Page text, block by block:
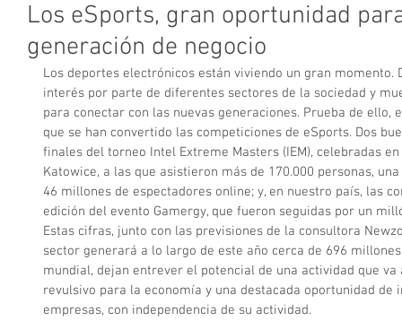
Los eSports, gran oportunidad
generación de negocio
Los deportes electrónicos están viviendo un gran
interés por parte de diferentes sectores de la sociedad y
para conectar con las nuevas generaciones. Prueba de ello,
que se han convertido las competiciones de eSports. Dos
finales del torneo Intel Extreme Masters (IEM), celebradas
Katowice, a las que asistieron más de 170.000 personas,
46 millones de espectadores online; y, en nuestro país, las
edición del evento Gamergy, que fueron seguidas por un
Estas cifras, junto con las previsiones de la consultora
sector generará a lo largo de este año cerca de 696
mundial, dejan entrever el potencial de una actividad que
revulsivo para la economía y una destacada oportunidad
empresas, con independencia de su actividad.